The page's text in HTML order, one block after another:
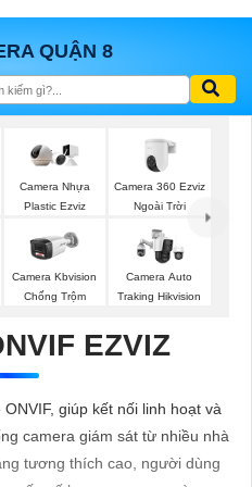
QUẬN 8
Camera Nhựa
Plastic Ezviz
Camera 360 Ezviz
Ngoài Trời
Camera Kbvision
Chống Trộm
Camera Auto
Traking Hikvision
EZVIZ
giúp kết nối linh hoạt và
camera giám sát từ nhiều nhà
tương thích cao, người dùng